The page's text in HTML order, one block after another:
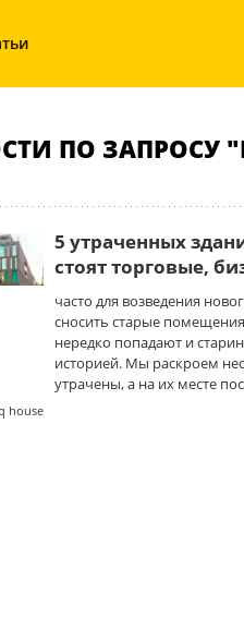
ПО ЗАПРОСУ
5 утраченных
стоят торговые,
часто для возведения
сносить старые
нередко попадают и
историей. Мы раскроем
утрачены, а на их месте
house